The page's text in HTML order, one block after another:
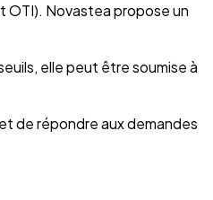
OTI). Novastea propose un
elle peut être soumise à
de répondre aux demandes